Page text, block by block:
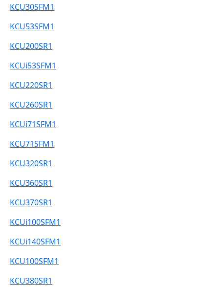
KCU30SFM1
KCU53SFM1
KCU200SR1
KCUi53SFM1
KCU220SR1
KCU260SR1
KCUi71SFM1
KCU71SFM1
KCU320SR1
KCU360SR1
KCU370SR1
KCUi100SFM1
KCUi140SFM1
KCU100SFM1
KCU380SR1